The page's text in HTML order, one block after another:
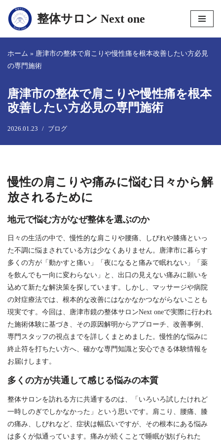
コ
ン
テ
ン
へ
ス
キ
ッ
整体サロン Next one
ホーム » 唐津市の整体で肩こりや慢性痛を根本改善したい方必見
の専門施術
唐津市の整体で肩こりや慢性痛を根本
改善したい方必見の専門施術
2026.01.23 ブログ
慢性の肩こりや痛みに悩む日々から解
放されるために
地元で悩む方がなぜ整体を選ぶのか
日々の生活の中で、慢性的な肩こりや腰痛、しびれや膝痛といっ
た不調に悩まされている方は少なくありません。唐津市に暮らす
多くの方が「動かすと痛い」「夜になると痛みで眠れない」「薬
を飲んでも一向に変わらない」と、出口の見えない痛みに願いを
込めて新たな解決策を探しています。しかし、マッサージや病院
の対症療法では、根本的な改善にはなかなかつながらないことも
現実です。今回は、唐津市鏡の整体サロンNext oneで実際に行われ
た施術体験に基づき、その原因解明からアプローチ、改善事例、
専門スタッフの視点までを詳しくまとめました。慢性的な悩みに
終止符を打ちたい方へ、確かな専門知識と安心できる体験情報を
お届けします。
多くの方が共通して感じる悩みの本質
整体サロンを訪れる方に共通するのは、「いろいろ試したけれど
一時しのぎでしかなかった」という思いです。肩こり、腰痛、膝
の痛み、しびれなど、症状は幅広いですが、その根本にある悩み
は多くが似通っています。痛みが続くことで睡眠が妨げられた